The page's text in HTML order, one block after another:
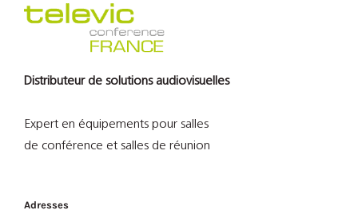
Distributeur de solutions audiovisuelles
Expert en équipements pour salles
de conférence et salles de réunion
Adresses